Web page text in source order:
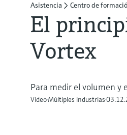
Asistencia Centro de
El
Vortex
Para medir el volumen y
VideoMúltiples industrias